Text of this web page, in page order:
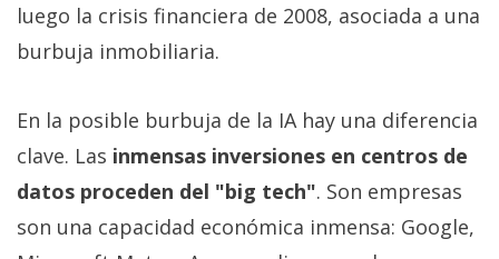
luego la crisis financiera de 2008, asociada a una
burbuja inmobiliaria.
En la posible burbuja de la IA hay una diferencia
clave. Las inmensas inversiones en centros de
datos proceden del "big tech". Son empresas
son una capacidad económica inmensa: Google,